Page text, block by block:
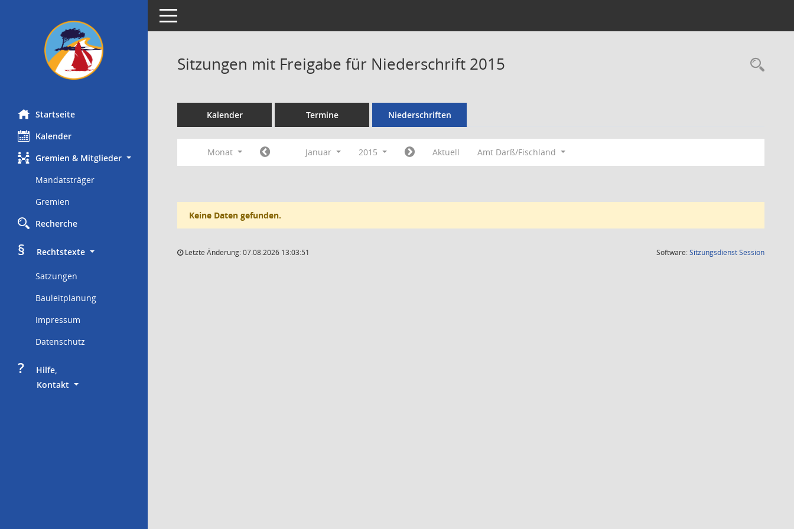
Startseite
Kalender
Gremien & Mitglieder
Mandatsträger
Gremien
Recherche
§
     Rechtstexte
Satzungen
Bauleitplanung
Impressum
Datenschutz
?
     Hilfe,
Kontakt
Toggle navigation
Sitzungen mit Freigabe für Niederschrift 2015
Kalender Termine Niederschriften
Monat Januar 2015 Aktuell Amt Darß/Fischland
Keine Daten gefunden.
Letzte Änderung: 07.08.2026 13:03:51 Software:SitzungsdienstSession(Wird in